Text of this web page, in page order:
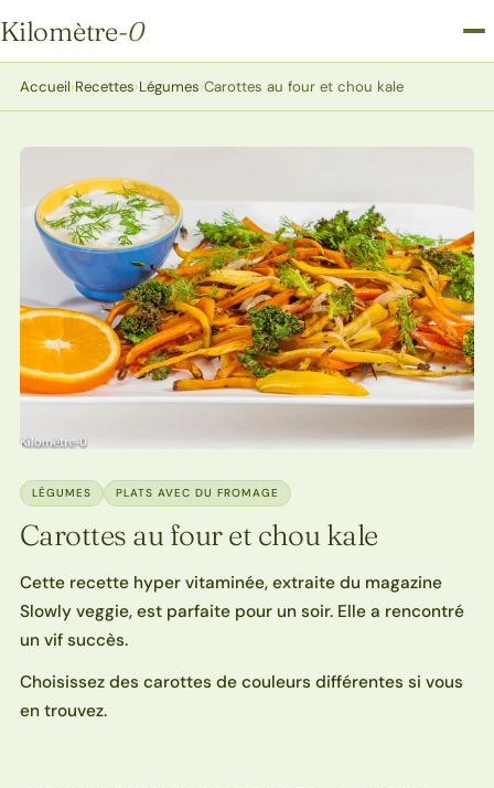
Kilomètre-0
Kilomètre-0
Accueil›Recettes›Légumes›Carottes au four et chou kale
LÉGUMES PLATS AVEC DU FROMAGE
Carottes au four et chou kale
Cette recette hyper vitaminée, extraite du magazine
Slowly veggie, est parfaite pour un soir. Elle a rencontré
un vif succès.
Choisissez des carottes de couleurs différentes si vous
en trouvez.